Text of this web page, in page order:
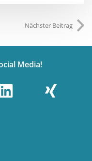
Nächster Beitrag
Media!